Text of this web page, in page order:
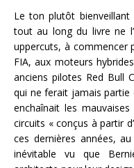
Le ton plutôt
tout au long du livre ne
uppercuts, à commencer
FIA, aux moteurs
anciens pilotes Red Bull
qui ne ferait jamais partie
enchaînait les
circuits « conçus à partir
ces dernières années,
inévitable vu que